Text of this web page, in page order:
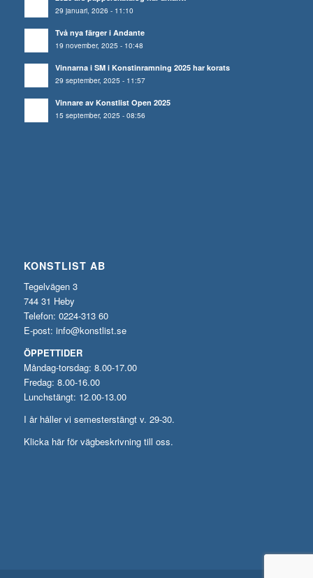
29 januari, 2026 - 11:10
Två nya färger i Andante
19 november, 2025 - 10:48
Vinnarna i SM i Konstinramning 2025 har korats
29 september, 2025 - 11:57
Vinnare av Konstlist Open 2025
15 september, 2025 - 08:56
KONSTLIST AB
Tegelvägen 3
744 31 Heby
Telefon: 0224-313 60
E-post: info@konstlist.se
ÖPPETTIDER
Måndag-torsdag: 8.00-17.00
Fredag: 8.00-16.00
Lunchstängt: 12.00-13.00
I år håller vi semesterstängt v. 29-30.
Klicka här för vägbeskrivning till oss.